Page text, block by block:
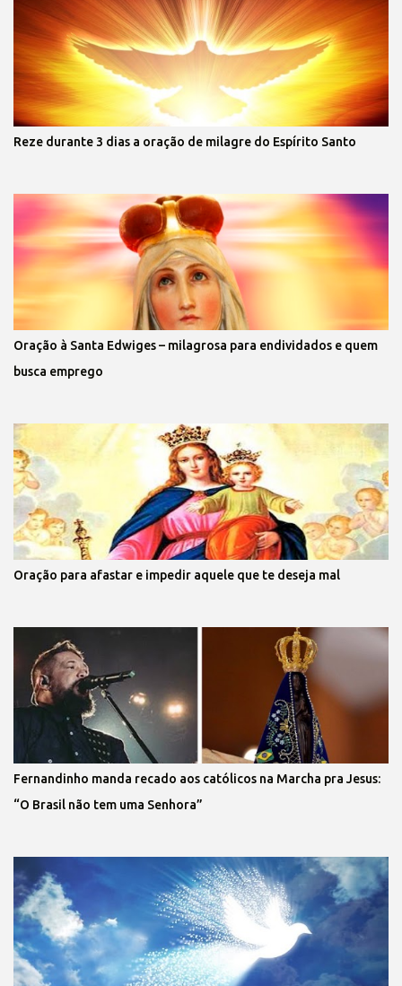
Reze durante 3 dias a oração de milagre do Espírito Santo
Oração à Santa Edwiges – milagrosa para endividados e quem
busca emprego
Oração para afastar e impedir aquele que te deseja mal
Fernandinho manda recado aos católicos na Marcha pra Jesus:
“O Brasil não tem uma Senhora”